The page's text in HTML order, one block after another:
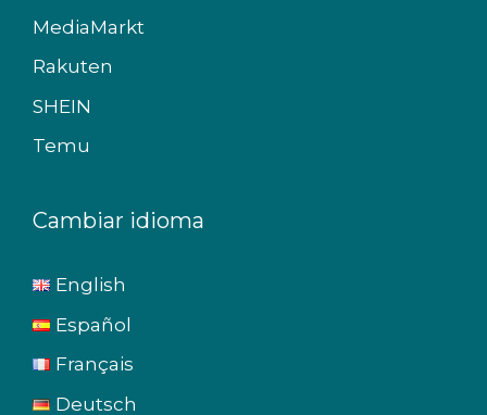
MediaMarkt
Rakuten
SHEIN
Temu
Cambiar idioma
English
Español
Français
Deutsch